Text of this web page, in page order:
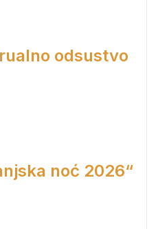
odsustvo
noć 2026“